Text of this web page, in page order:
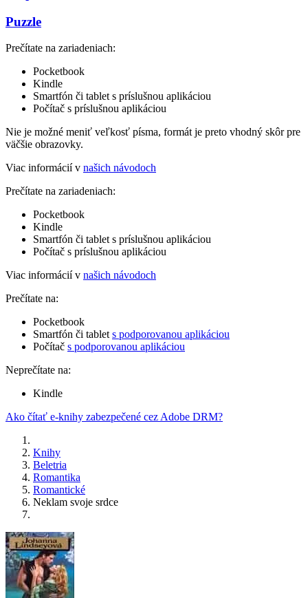
Puzzle
Prečítate na zariadeniach:
Pocketbook
Kindle
Smartfón či tablet s príslušnou aplikáciou
Počítač s príslušnou aplikáciou
Nie je možné meniť veľkosť písma, formát je preto vhodný skôr pre
väčšie obrazovky.
Viac informácií v našich návodoch
Prečítate na zariadeniach:
Pocketbook
Kindle
Smartfón či tablet s príslušnou aplikáciou
Počítač s príslušnou aplikáciou
Viac informácií v našich návodoch
Prečítate na:
Pocketbook
Smartfón či tablet s podporovanou aplikáciou
Počítač s podporovanou aplikáciou
Neprečítate na:
Kindle
Ako čítať e-knihy zabezpečené cez Adobe DRM?
Knihy
Beletria
Romantika
Romantické
Neklam svoje srdce